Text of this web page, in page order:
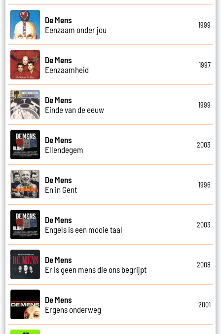
De Mens
Eenzaam onder jou
1999
De Mens
Eenzaamheid
1997
De Mens
Einde van de eeuw
1999
De Mens
Ellendegem
2003
De Mens
En in Gent
1996
De Mens
Engels is een mooie taal
2003
De Mens
Er is geen mens die ons begrijpt
2008
De Mens
Ergens onderweg
2001